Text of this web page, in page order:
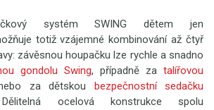
systém SWING dětem jen
totiž vzájemné kombinování až čtyř
závěsnou houpačku lze rychle a snadno
gondolu Swing, případně za talířovou
za dětskou bezpečnostní sedačku
ocelová konstrukce spolu